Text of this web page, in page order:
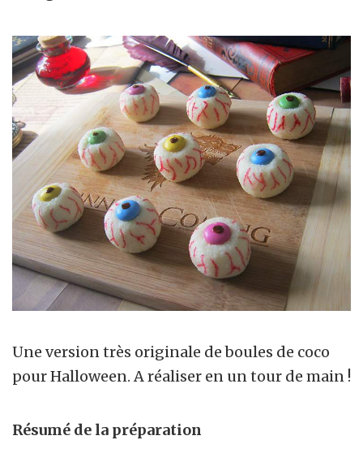
Une version très originale de boules de coco
pour Halloween. A réaliser en un tour de main !
Résumé de la préparation